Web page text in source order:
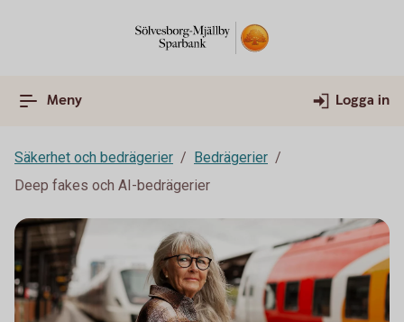
Meny Logga in
Säkerhet och bedrägerier
Bedrägerier
Deep fakes och AI-bedrägerier